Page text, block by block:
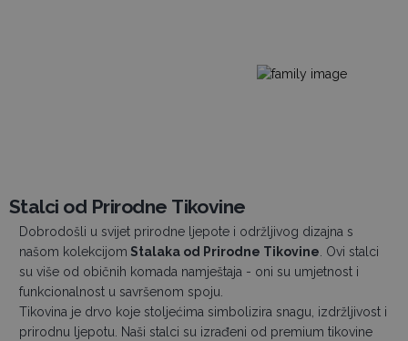
Stalci od Prirodne Tikovine
Dobrodošli u svijet prirodne ljepote i održljivog dizajna s
našom kolekcijom Stalaka od Prirodne Tikovine. Ovi stalci
su više od običnih komada namještaja - oni su umjetnost i
funkcionalnost u savršenom spoju.
Tikovina je drvo koje stoljećima simbolizira snagu, izdržljivost i
prirodnu ljepotu. Naši stalci su izrađeni od premium tikovine